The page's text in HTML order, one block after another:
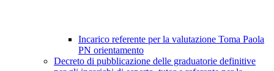
Incarico referente per la valutazione Toma Paola
PN orientamento
Decreto di pubblicazione delle graduatorie definitive